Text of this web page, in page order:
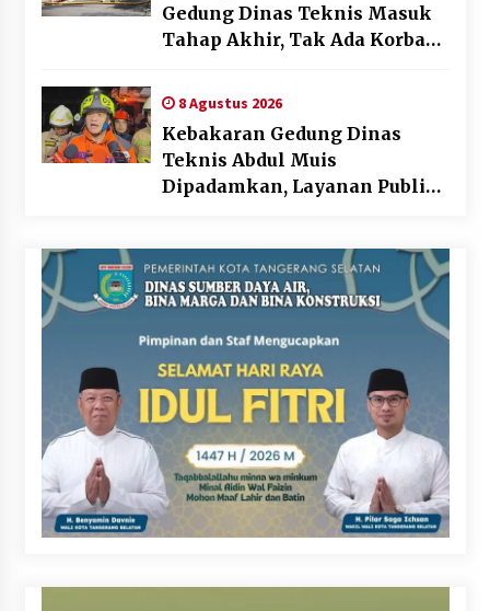
Gedung Dinas Teknis Masuk
Tahap Akhir, Tak Ada Korban
8 Agustus 2026
Kebakaran Gedung Dinas
Teknis Abdul Muis
Dipadamkan, Layanan Publik